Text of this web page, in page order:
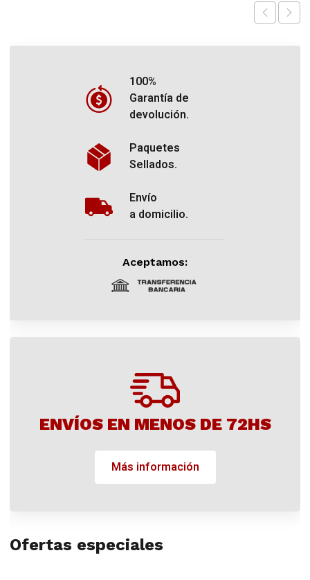
100%
Garantía de
devolución.
Paquetes
Sellados.
Envío
a domicilio.
Aceptamos:
ENVÍOS EN MENOS DE 72HS
Más información
Ofertas especiales